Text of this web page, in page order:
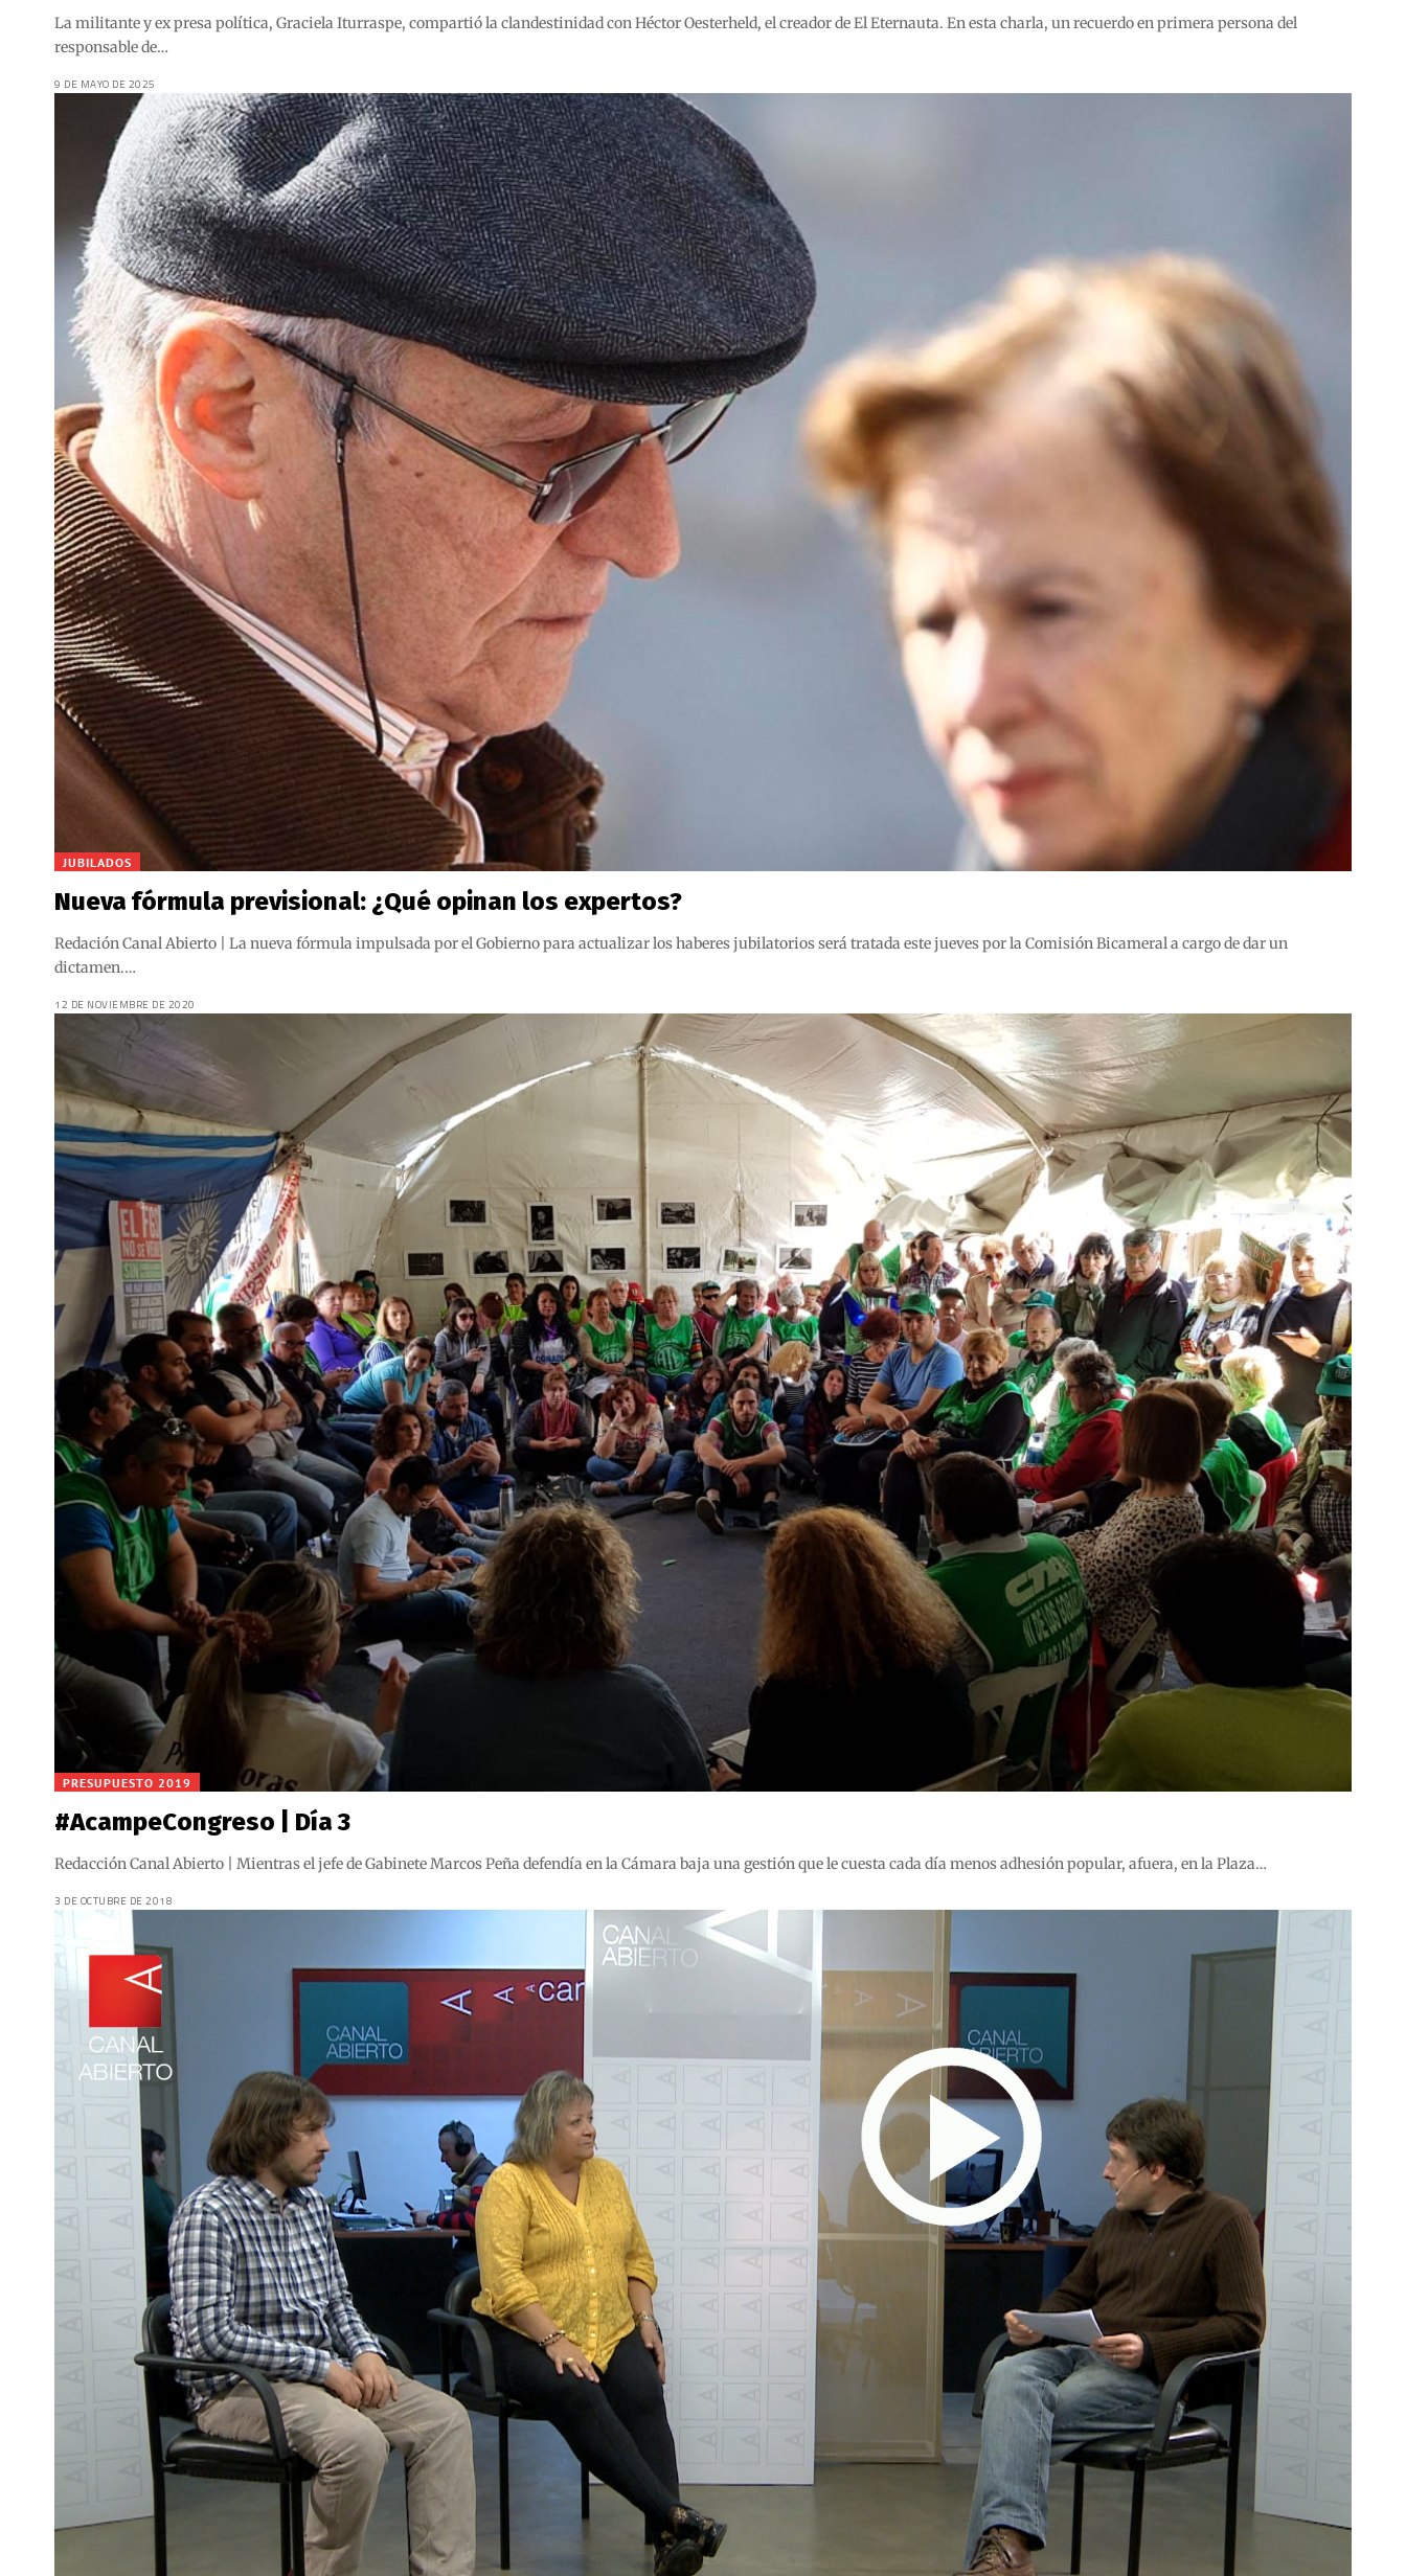
La militante y ex presa política, Graciela Iturraspe, compartió la clandestinidad con Héctor Oesterheld, el creador de El Eternauta. En esta charla, un recuerdo en primera persona del
responsable de…
9 DE MAYO DE 2025
JUBILADOS
Nueva fórmula previsional: ¿Qué opinan los expertos?
Redación Canal Abierto | La nueva fórmula impulsada por el Gobierno para actualizar los haberes jubilatorios será tratada este jueves por la Comisión Bicameral a cargo de dar un
dictamen.…
12 DE NOVIEMBRE DE 2020
PRESUPUESTO 2019
#AcampeCongreso | Día 3
Redacción Canal Abierto | Mientras el jefe de Gabinete Marcos Peña defendía en la Cámara baja una gestión que le cuesta cada día menos adhesión popular, afuera, en la Plaza…
3 DE OCTUBRE DE 2018